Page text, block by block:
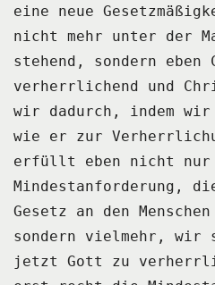
eine neue
nicht mehr unter der
stehend, sondern eben
verherrlichend
und
wir dadurch, indem
wie er zur
erfüllt eben nicht nur
Mindestanforderung,
Gesetz an den
sondern vielmehr, wir
jetzt Gott zu